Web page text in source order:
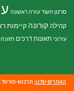
סרטן השד עזרה ראשונה
קהילה קורונה קיימות
עירוני תאונות דרכים תזונה
האתרים שלנו: תרבוש-פורטל